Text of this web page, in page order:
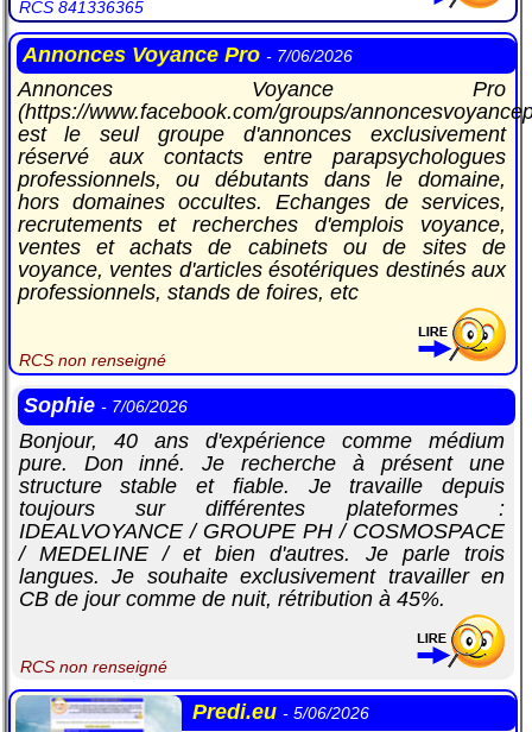
RCS 841336365
Annonces Voyance Pro - 7/06/2026
Annonces Voyance Pro
(https://www.facebook.com/groups/
est le seul groupe d'annonces exclusivement
réservé aux contacts entre parapsychologues
professionnels, ou débutants dans le domaine,
hors domaines occultes. Echanges de services,
recrutements et recherches d'emplois voyance,
ventes et achats de cabinets ou de sites de
voyance, ventes d'articles ésotériques destinés aux
professionnels, stands de foires, etc
RCS non renseigné
Sophie - 7/06/2026
Bonjour, 40 ans d'expérience comme médium
pure. Don inné. Je recherche à présent une
structure stable et fiable. Je travaille depuis
toujours sur différentes plateformes :
IDEALVOYANCE / GROUPE PH / COSMOSPACE
/ MEDELINE / et bien d'autres. Je parle trois
langues. Je souhaite exclusivement travailler en
CB de jour comme de nuit, rétribution à 45%.
RCS non renseigné
Predi.eu - 5/06/2026